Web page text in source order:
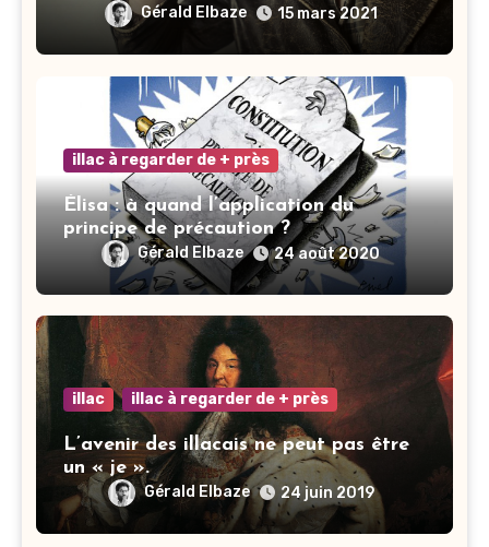
ne font pas la vertu
Gérald Elbaze 15 mars 2021
illac à regarder de + près
Élisa : à quand l’application du
principe de précaution ?
Gérald Elbaze 24 août 2020
illac illac à regarder de + près
L’avenir des illacais ne peut pas être
un « je ».
Gérald Elbaze 24 juin 2019